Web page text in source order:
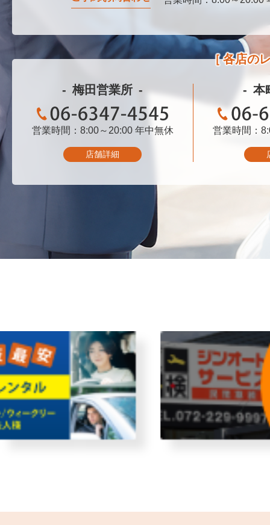
各店の
梅田営業所
06-6347-4545
営業時間：8:00～20:00 年中無休
店舗詳細
本
営業時間：